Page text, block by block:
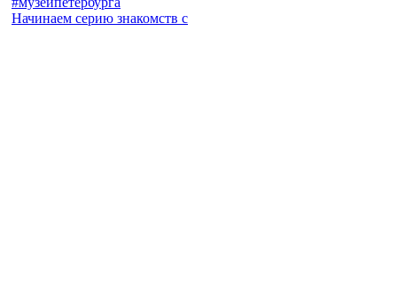
Начинаем серию знакомств с